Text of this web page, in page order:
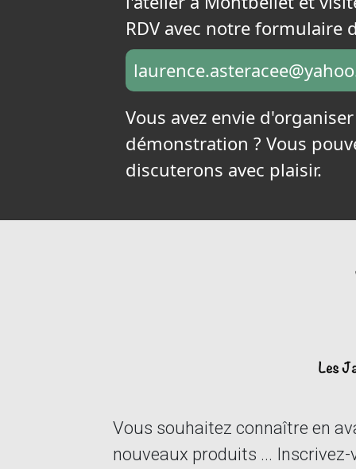
RDV avec notre formulaire
Vous avez envie
démonstration ? Vous
discuterons avec plaisir.
Vous souhaitez connaître en
nouveaux produits ...